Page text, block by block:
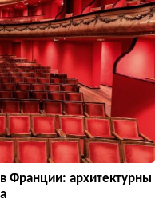
Франции: архитектурны